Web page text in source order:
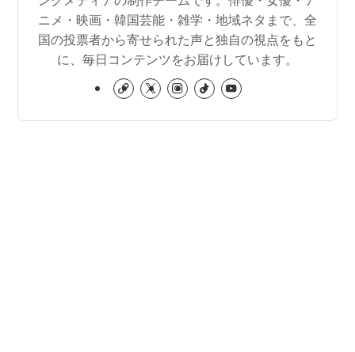
ニメ・映画・韓国芸能・雑学・地域ネタまで、全
国の投票者から寄せられた声と独自の視点をもと
に、毎日コンテンツをお届けしています。